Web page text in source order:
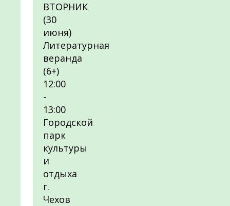
ВТОРНИК
(30
июня)
Литературная
веранда
(6+)
12:00
-
13:00
Городской
парк
культуры
и
отдыха
г.
Чехов